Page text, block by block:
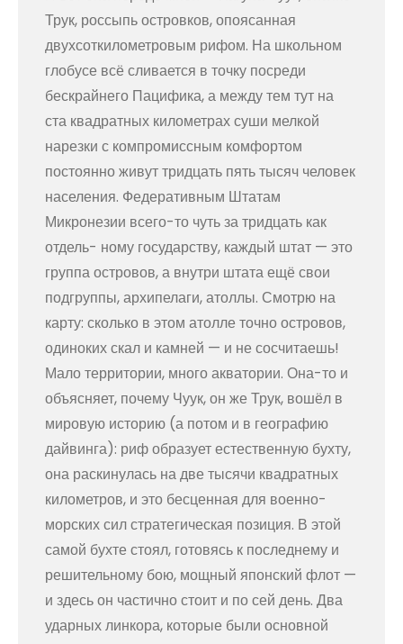
Трук, россыпь островков, опоясанная
двухсоткилометровым рифом. На школьном
глобусе всё сливается в точку посреди
бескрайнего Пацифика, а между тем тут на
ста квадратных километрах суши мелкой
нарезки с компромиссным комфортом
постоянно живут тридцать пять тысяч человек
населения. Федеративным Штатам
Микронезии всего-то чуть за тридцать как
отдель- ному государству, каждый штат — это
группа островов, а внутри штата ещё свои
подгруппы, архипелаги, атоллы. Смотрю на
карту: сколько в этом атолле точно островов,
одиноких скал и камней — и не сосчитаешь!
Мало территории, много акватории. Она-то и
объясняет, почему Чуук, он же Трук, вошёл в
мировую историю (а потом и в географию
дайвинга): риф образует естественную бухту,
она раскинулась на две тысячи квадратных
километров, и это бесценная для военно-
морских сил стратегическая позиция. В этой
самой бухте стоял, готовясь к последнему и
решительному бою, мощный японский флот —
и здесь он частично стоит и по сей день. Два
ударных линкора, которые были основной